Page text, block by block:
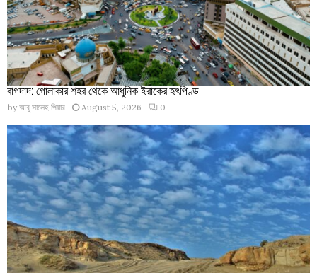
বাগদাদ: গোলাকার শহর থেকে আধুনিক ইরাকের হৃৎপিণ্ড
by আবু সালেহ পিয়ার August 5, 2026 0